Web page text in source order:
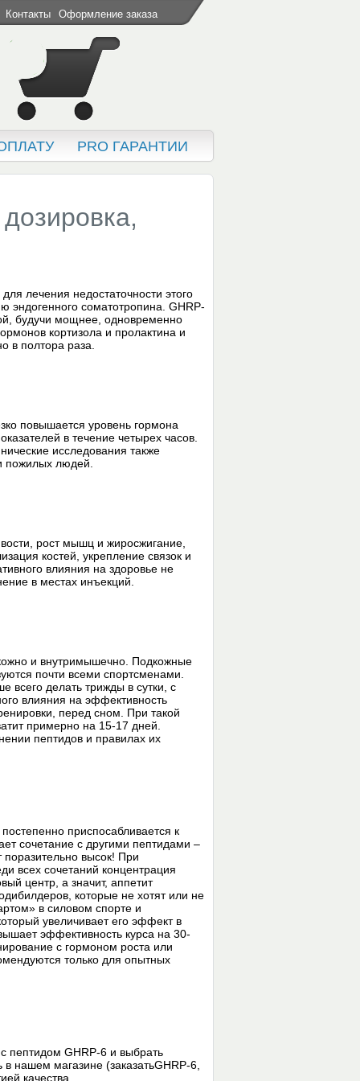
Контакты Оформление заказа
PRO ГАРАНТИИ
лечения недостаточности этого
эндогенного соматотропина. GHRP-
будучи мощнее, одновременно
кортизола и пролактина и
в полтора раза.
повышается уровень гормона
в течение четырех часов.
исследования также
пожилых людей.
рост мышц и жиросжигание,
костей, укрепление связок и
влияния на здоровье не
в местах инъекций.
и внутримышечно. Подкожные
почти всеми спортсменами.
всего делать трижды в сутки, с
влияния на эффективность
перед сном. При такой
примерно на 15-17 дней.
пептидов и правилах их
приспосабливается к
сочетание с другими пептидами –
высок! При
всех сочетаний концентрация
центр, а значит, аппетит
которые не хотят или не
в силовом спорте и
увеличивает его эффект в
эффективность курса на 30-
с гормоном роста или
только для опытных
пептидом GHRP-6 и выбрать
нашем магазине (заказатьGHRP-6,
качества.